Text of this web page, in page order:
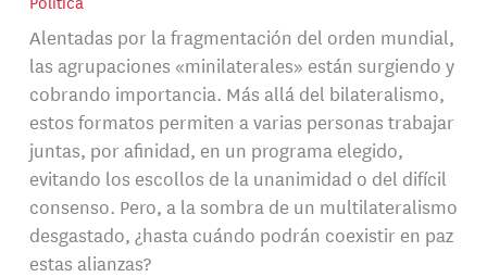
Alentadas por la fragmentación del orden mundial,
las agrupaciones «minilaterales» están surgiendo y
cobrando importancia. Más allá del bilateralismo,
estos formatos permiten a varias personas trabajar
juntas, por afinidad, en un programa elegido,
evitando los escollos de la unanimidad o del difícil
consenso. Pero, a la sombra de un multilateralismo
desgastado, ¿hasta cuándo podrán coexistir en paz
estas alianzas?